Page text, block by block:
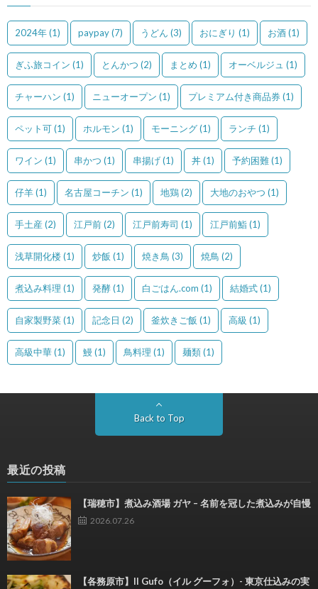
2024年(1) paypay(7) うどん (3) おにぎり (1) お酒(1)
ぎふ旅コイン (1) とんかつ (2) まとめ (1) オーベルジュ (1)
チャーハン (1) ニューオープン (1) プレミアム付き商品券(1)
ペット可(1) ホルモン (1) モーニング(1) ランチ (1)
ワイン (1) 串かつ (1) 串揚げ(1) 丼(1) 予約困難(1)
仔羊(1) 名古屋コーチン (1) 地鶏(2) 大地のおやつ (1)
手土産 (2) 江戸前(2) 江戸前寿司 (1) 江戸前鮨(1)
浅草開化楼(1) 炒飯 (1) 焼き鳥 (3) 焼鳥 (2)
煮込み料理 (1) 発酵(1) 白ごはん.com (1) 結婚式(1)
自家製野菜(1) 記念日 (2) 釜炊きご飯 (1) 高級 (1)
高級中華(1) 鰻(1) 鳥料理 (1) 麺類(1)
Back to Top
最近の投稿
【瑞穂市】煮込み酒場 ガヤ – 名前を冠した煮込みが自慢
2026.07.26
【各務原市】Il Gufo（イル グーフォ）- 東京仕込みの実